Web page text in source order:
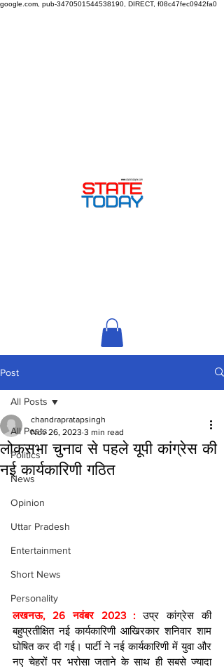
google.com, pub-3470501544538190, DIRECT, f08c47fec0942fa0
Post
All Posts
Politics
News
Opinion
Uttar Pradesh
Entertainment
Short News
Personality
All Posts
लोकसभा चुनाव से पहले यूपी कांग्रेस की
नई कार्यकारिणी गठित
chandrapratapsingh
Nov 26, 2023 3 min read
लखनऊ, 26 नवंबर 2023 : उप्र कांग्रेस की
बहुप्रतीक्षित नई कार्यकारिणी आखिरकार शनिवार शाम
घोषित कर दी गई। पार्टी ने नई कार्यकारिणी में युवा और
नए चेहरों पर भरोसा जताने के साथ ही सबसे ज्यादा